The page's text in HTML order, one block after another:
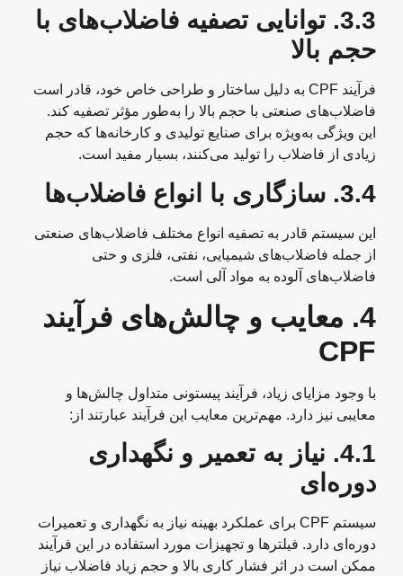
3.3.
توانایی تصفیه فاضلاب‌های با
حجم بالا
فرآیند CPF به دلیل ساختار و طراحی خاص خود، قادر است
فاضلاب‌های صنعتی با حجم بالا را به‌طور مؤثر تصفیه کند.
این ویژگی به‌ویژه برای صنایع تولیدی و کارخانه‌ها که حجم
زیادی از فاضلاب را تولید می‌کنند، بسیار مفید است.
3.4. سازگاری با انواع فاضلاب‌ها
این سیستم قادر به تصفیه انواع مختلف فاضلاب‌های صنعتی
از جمله فاضلاب‌های شیمیایی، نفتی، فلزی و حتی
فاضلاب‌های آلوده به مواد آلی است.
4.
معایب و چالش‌های فرآیند
CPF
با وجود مزایای زیاد، فرآیند پیستونی متداول چالش‌ها و
معایبی نیز دارد. مهم‌ترین معایب این فرآیند عبارتند از:
4.1.
نیاز به تعمیر و نگهداری
دوره‌ای
سیستم CPF برای عملکرد بهینه نیاز به نگهداری و تعمیرات
دوره‌ای دارد. فیلترها و تجهیزات مورد استفاده در این فرآیند
ممکن است در اثر فشار کاری بالا و حجم زیاد فاضلاب نیاز